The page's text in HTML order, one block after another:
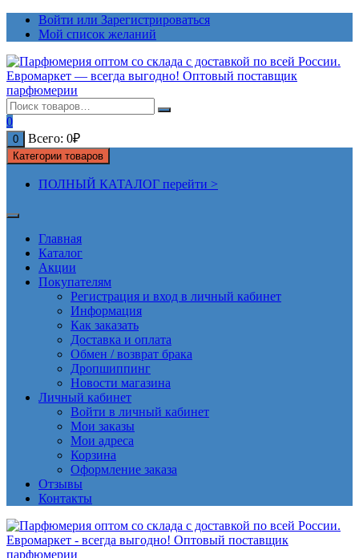
ПерейтиВойти или Зарегистрироваться
Мой список желаний
0
0 Всего: 0₽
Категории товаров
ПОЛНЫЙ КАТАЛОГ перейти >
Главная
Каталог
Акции
Покупателям
Регистрация и вход в личный кабинет
Информация
Как заказать
Доставка и оплата
Обмен / возврат брака
Дропшиппинг
Новости магазина
Личный кабинет
Войти в личный кабинет
Мои заказы
Мои адреса
Корзина
Оформление заказа
Отзывы
Контакты